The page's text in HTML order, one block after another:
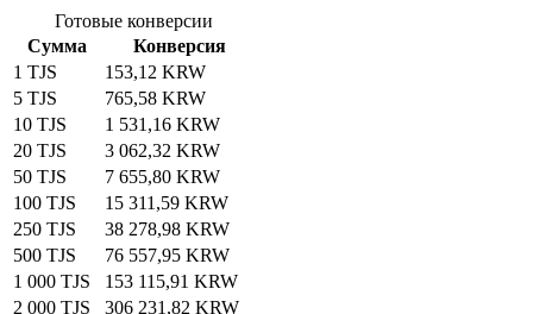
Готовые конверсии
Сумма
Конверсия
1 TJS
153,12 KRW
5 TJS
765,58 KRW
10 TJS
1 531,16 KRW
20 TJS
3 062,32 KRW
50 TJS
7 655,80 KRW
100 TJS
15 311,59 KRW
250 TJS
38 278,98 KRW
500 TJS
76 557,95 KRW
1 000 TJS
153 115,91 KRW
2 000 TJS
306 231,82 KRW